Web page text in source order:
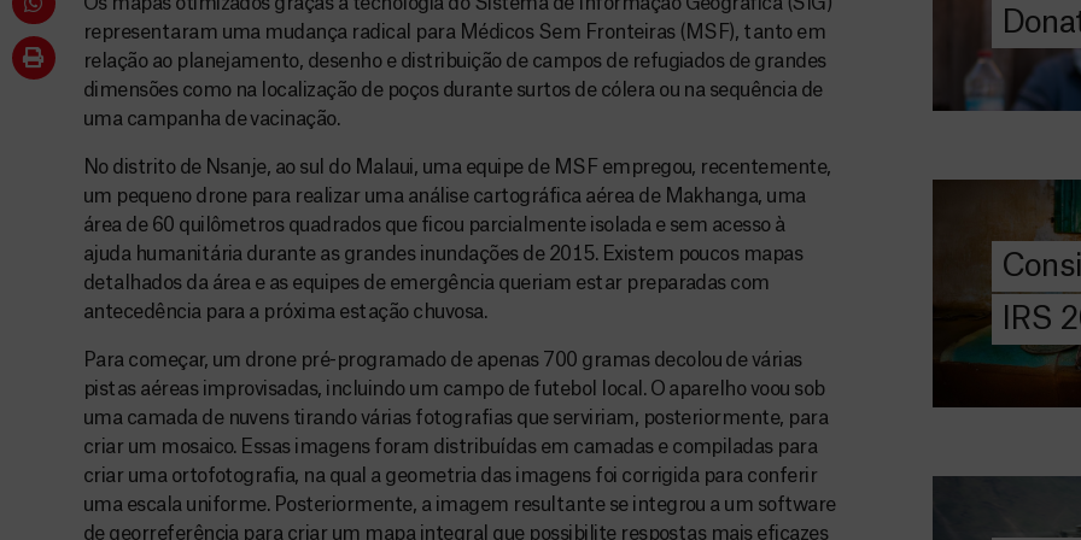
representaram uma mudança radical para Médicos Sem Fronteiras (MSF), tanto em
relação ao planejamento, desenho e distribuição de campos de refugiados de grandes
dimensões como na localização de poços durante surtos de cólera ou na sequência de
uma campanha de vacinação.
No distrito de Nsanje, ao sul do Malaui, uma equipe de MSF empregou, recentemente,
um pequeno drone para realizar uma análise cartográfica aérea de Makhanga, uma
área de 60 quilômetros quadrados que ficou parcialmente isolada e sem acesso à
ajuda humanitária durante as grandes inundações de 2015. Existem poucos mapas
detalhados da área e as equipes de emergência queriam estar preparadas com
antecedência para a próxima estação chuvosa.
Para começar, um drone pré-programado de apenas 700 gramas decolou de várias
pistas aéreas improvisadas, incluindo um campo de futebol local. O aparelho voou sob
uma camada de nuvens tirando várias fotografias que serviriam, posteriormente, para
criar um mosaico. Essas imagens foram distribuídas em camadas e compiladas para
criar uma ortofotografia, na qual a geometria das imagens foi corrigida para conferir
uma escala uniforme. Posteriormente, a imagem resultante se integrou a um software
de georreferência para criar um mapa integral que possibilite respostas mais eficazes
DOE
AGORA
IRS
Saiba tudo
IRS: o que é,
preencher, e
MSF com o
DOE
AGORA
Angarie
A MSF
chegar